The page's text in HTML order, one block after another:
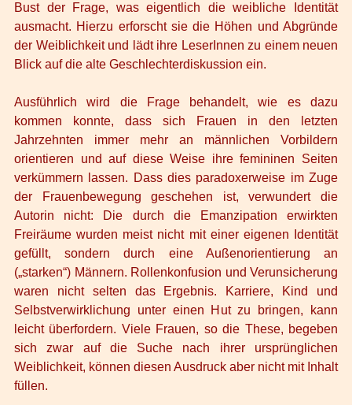
Bust der Frage, was eigentlich die weibliche Identität
ausmacht. Hierzu erforscht sie die Höhen und Abgründe
der Weiblichkeit und lädt ihre LeserInnen zu einem neuen
Blick auf die alte Geschlechterdiskussion ein.
Ausführlich wird die Frage behandelt, wie es dazu
kommen konnte, dass sich Frauen in den letzten
Jahrzehnten immer mehr an männlichen Vorbildern
orientieren und auf diese Weise ihre femininen Seiten
verkümmern lassen. Dass dies paradoxerweise im Zuge
der Frauenbewegung geschehen ist, verwundert die
Autorin nicht: Die durch die Emanzipation erwirkten
Freiräume wurden meist nicht mit einer eigenen Identität
gefüllt, sondern durch eine Außenorientierung an
(„starken“) Männern. Rollenkonfusion und Verunsicherung
waren nicht selten das Ergebnis. Karriere, Kind und
Selbstverwirklichung unter einen Hut zu bringen, kann
leicht überfordern. Viele Frauen, so die These, begeben
sich zwar auf die Suche nach ihrer ursprünglichen
Weiblichkeit, können diesen Ausdruck aber nicht mit Inhalt
füllen.